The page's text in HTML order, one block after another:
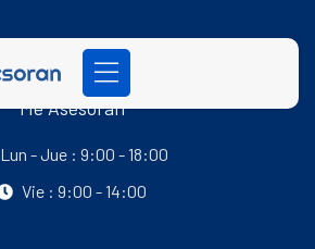
Me Asesoran
Lun - Jue : 9:00 - 18:00
Vie : 9:00 - 14:00